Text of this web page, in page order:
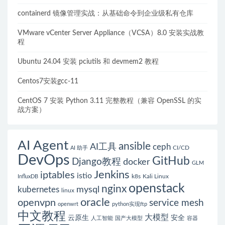
containerd 镜像管理实战：从基础命令到企业级私有仓库
VMware vCenter Server Appliance（VCSA）8.0 安装实战教
程
Ubuntu 24.04 安装 pciutils 和 devmem2 教程
Centos7安装gcc-11
CentOS 7 安装 Python 3.11 完整教程（兼容 OpenSSL 的实
战方案）
AI Agent AI 助手 AI工具 ansible ceph CI/CD
DevOps Django教程 docker GitHub GLM
InfluxDB iptables istio Jenkins k8s Kali Linux
kubernetes linux mysql nginx openstack
openvpn openwrt oracle python实现ftp service mesh
中文教程 云原生 人工智能 国产大模型 大模型 安全 容器